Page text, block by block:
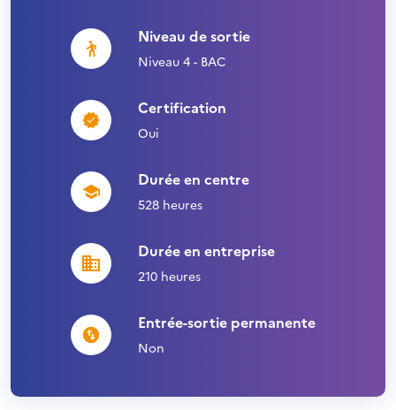
Niveau de sortie
Niveau 4 - BAC
Certification
Oui
Durée en centre
528 heures
Durée en entreprise
210 heures
Entrée-sortie permanente
Non